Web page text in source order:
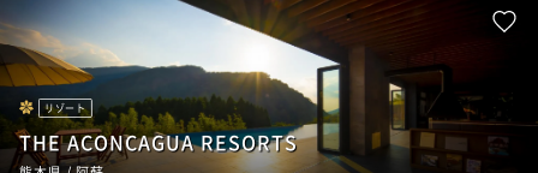
リゾート
THE ACONCAGUA RESORTS